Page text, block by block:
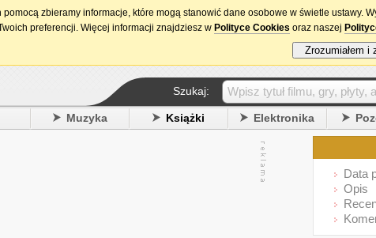
15. urodziny DataPremiery.pl
Szukaj:
Muzyka Książki Elektronika
Data
Opis
zbieramy informacje, które mogą stanowić dane osobowe w świetle ustawy.
preferencji. Więcej informacji znajdziesz w Polityce Cookies oraz naszej
Zrozumiałem i